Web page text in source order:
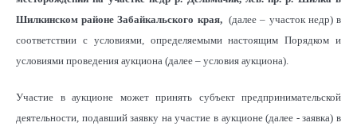
Шилкинском районе Забайкальского края, (далее – участок недр) в
соответствии с условиями, определяемыми настоящим Порядком и
условиями проведения аукциона (далее – условия аукциона).
Участие в аукционе может принять субъект предпринимательской
деятельности, подавший заявку на участие в аукционе (далее - заявка) в